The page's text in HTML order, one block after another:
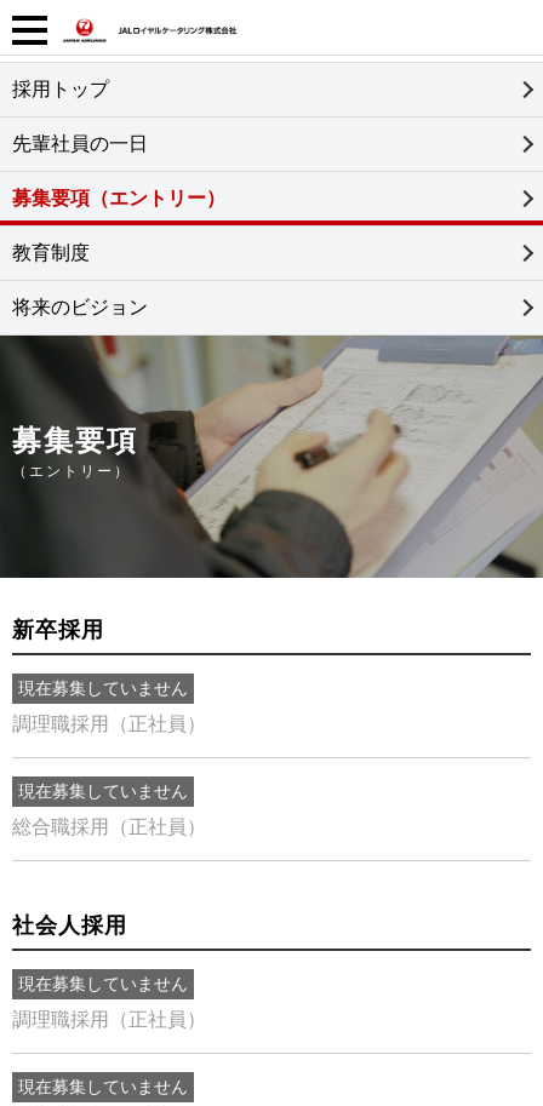
採用トップ
先輩社員の一日
募集要項 （エントリー）
教育制度
将来のビジョン
募集要項
（エントリー）
新卒採用
現在募集していません
調理職採用（正社員）
現在募集していません
総合職採用（正社員）
社会人採用
現在募集していません
調理職採用（正社員）
現在募集していません